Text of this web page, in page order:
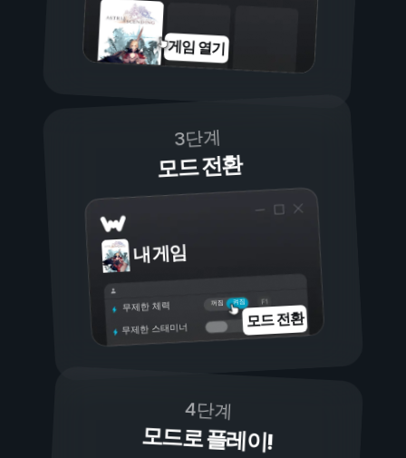
게임 열기
3단계
모드 전환
내 게임
켜짐
꺼짐
무제한 체력
무제한 스태미너 모드 전환
4단계
모드로 플레이!